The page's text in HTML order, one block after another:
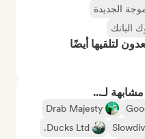
الجديدة
البانك
لتلقيها أيضًا
لـ...
Drab Majesty
Ducks Ltd.